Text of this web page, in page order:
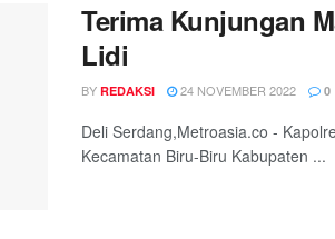
Terima Kunjungan
Lidi
BY REDAKSI 24 NOVEMBER 2022 0
Deli Serdang,Metroasia.co -
Kecamatan Biru-Biru Kabupaten ...